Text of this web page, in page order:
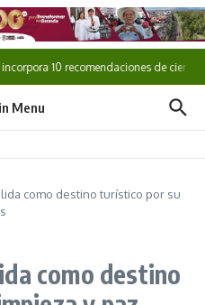
10 recomendaciones de
Menu
como destino turístico por su
como destino